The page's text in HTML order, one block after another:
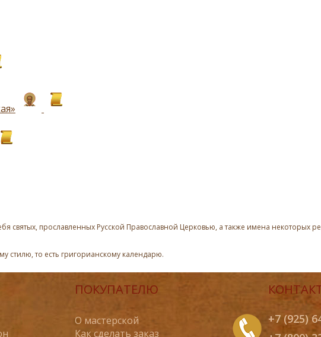
святых, прославленных Русской Православной Церковью, а также имена некоторых
стилю, то есть григорианскому календарю.
ПОКУПАТЕЛЮ
О мастерской
Как сделать заказ
+7 (925)